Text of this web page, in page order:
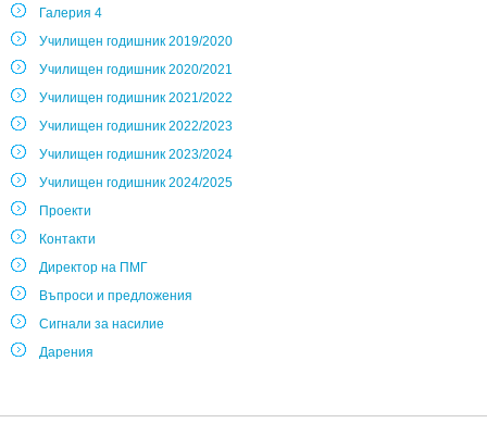
Галерия 4
Училищен годишник 2019/2020
Училищен годишник 2020/2021
Училищен годишник 2021/2022
Училищен годишник 2022/2023
Училищен годишник 2023/2024
Училищен годишник 2024/2025
Проекти
Контакти
Директор на ПМГ
Въпроси и предложения
Сигнали за насилие
Дарения